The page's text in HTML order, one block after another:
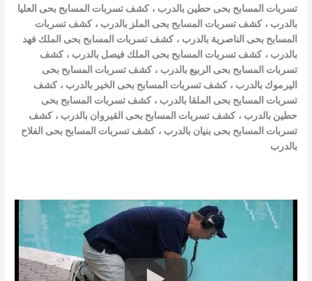
تسربات المسابح بحى حطين بالدرب ، كشف تسربات المسابح بحى العليا
بالدرب ، كشف تسربات المسابح بحى الملز بالدرب ، كشف تسربات
المسابح بحى الناصرية بالدرب ، كشف تسربات المسابح بحى الملك فهد
بالدرب ، كشف تسربات المسابح بحى الملك فيصل بالدرب ، كشف
تسربات المسابح بحى الربيع بالدرب ، كشف تسربات المسابح بحى
اليرموك بالدرب ، كشف تسربات المسابح بحى الخير بالدرب ، كشف
تسربات المسابح بحى الملقا بالدرب ، كشف تسربات المسابح بحى
حطين بالدرب ، كشف تسربات المسابح بحى القيروان بالدرب ، كشف
تسربات المسابح بحى بنيان بالدرب ، كشف تسربات المسابح بحى الفلاح
بالدرب